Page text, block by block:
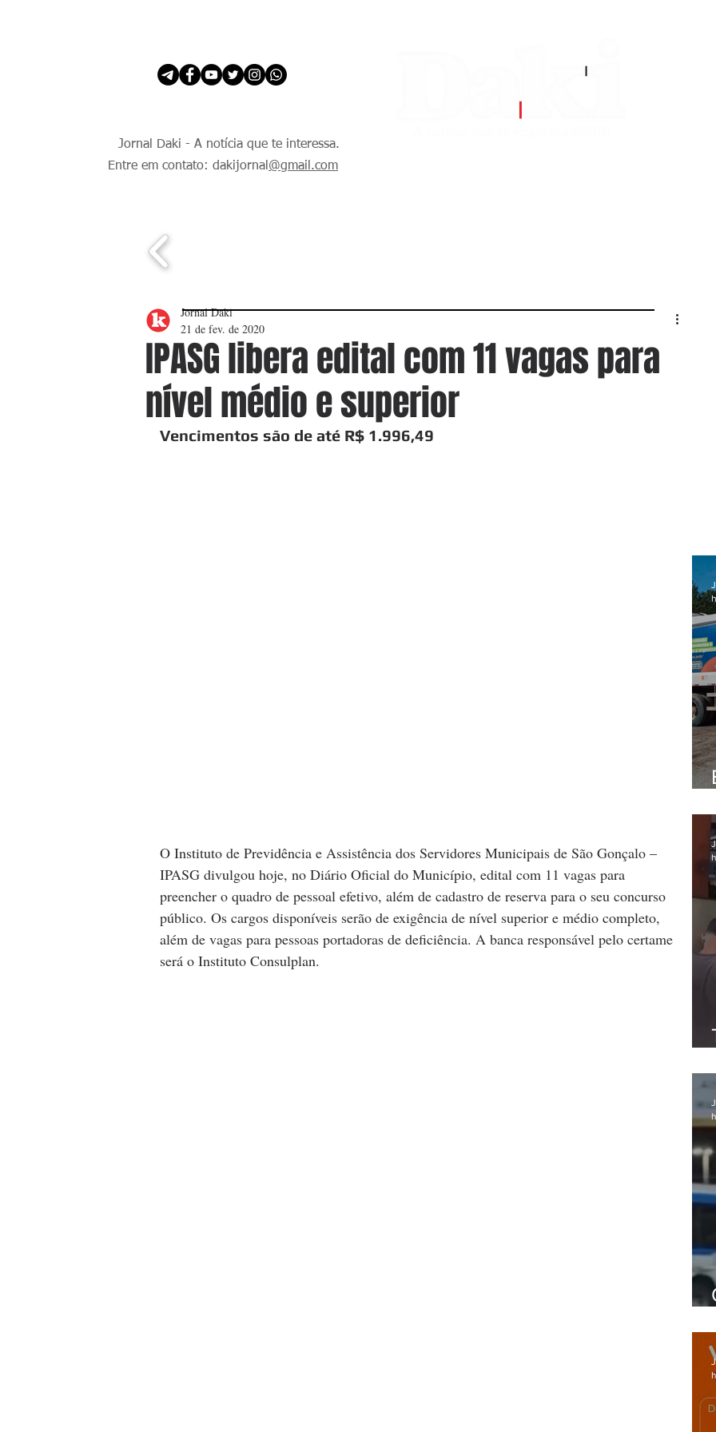
Jornal Daki - A notícia que te interessa.
Entre em contato: dakijornal @gmail.com
IPASG libera edital com 11 vagas para
nível médio e superior
Jornal Daki
21 de fev. de 2020
Vencimentos são de até R$ 1.996,49
O Instituto de Previdência e Assistência dos Servidores Municipais de São Gonçalo –
IPASG divulgou hoje, no Diário Oficial do Município, edital com 11 vagas para
preencher o quadro de pessoal efetivo, além de cadastro de reserva para o seu concurso
público. Os cargos disponíveis serão de exigência de nível superior e médio completo,
além de vagas para pessoas portadoras de deficiência. A banca responsável pelo certame
será o Instituto Consulplan.